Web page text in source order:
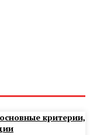
критерии,